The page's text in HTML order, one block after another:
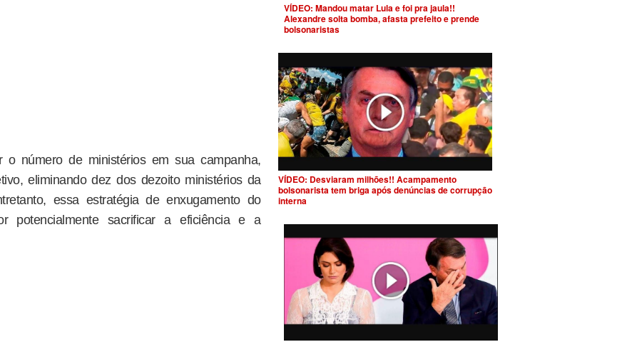
o número de ministérios em sua campanha,
eliminando dez dos dezoito ministérios da
essa estratégia de enxugamento do
potencialmente sacrificar a eficiência e a
VÍDEO: Mandou matar Lula e foi pra jaula!!
Alexandre solta bomba, afasta prefeito e prende
bolsonaristas
VÍDEO: Desviaram milhões!! Acampamento
bolsonarista tem briga após denúncias de corrupção
interna